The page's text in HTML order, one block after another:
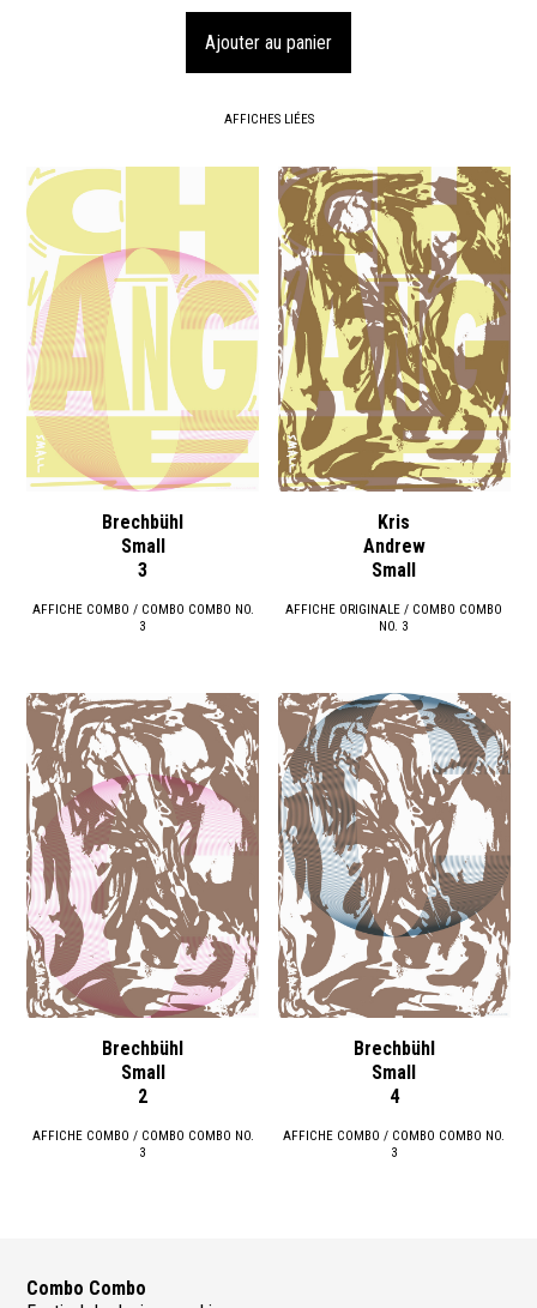
AFFICHES LIÉES
Brechbühl
Small
3
AFFICHE COMBO / COMBO COMBO NO.
3
Kris
Andrew
Small
AFFICHE ORIGINALE / COMBO COMBO
NO. 3
Brechbühl
Small
2
AFFICHE COMBO / COMBO COMBO NO.
3
Brechbühl
Small
4
AFFICHE COMBO / COMBO COMBO NO.
3
Combo Combo